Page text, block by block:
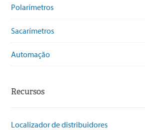
Polarímetros
Sacarímetros
Automação
Recursos
Localizador de distribuidores